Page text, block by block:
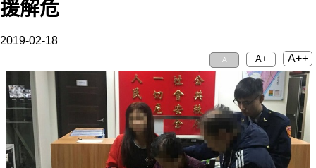
援解危
2019-02-18
A A+ A++